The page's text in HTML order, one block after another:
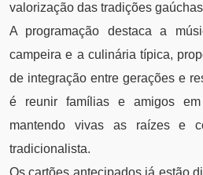
valorização das tradições
A programação destaca a
campeira e a culinária típica,
de integração entre gerações e
é reunir famílias e amigos em
mantendo vivas as raízes e
tradicionalista.